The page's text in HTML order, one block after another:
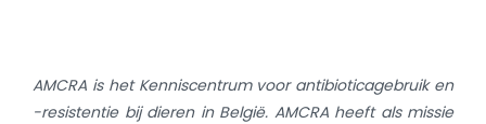
AMCRA is het Kenniscentrum voor antibioticagebruik en
-resistentie bij dieren in België. AMCRA heeft als missie